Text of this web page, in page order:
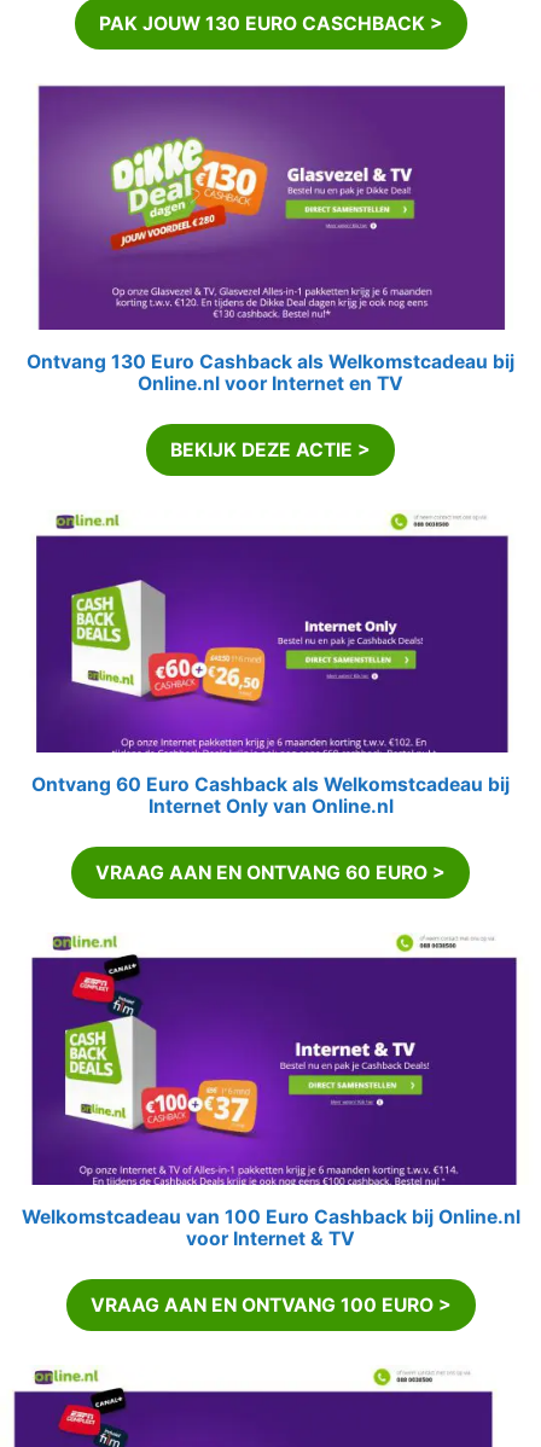
PAK JOUW 130 EURO CASCHBACK >
Ontvang 130 Euro Cashback als Welkomstcadeau bij
Online.nl voor Internet en TV
BEKIJK DEZE ACTIE >
Ontvang 60 Euro Cashback als Welkomstcadeau bij
Internet Only van Online.nl
VRAAG AAN EN ONTVANG 60 EURO >
Welkomstcadeau van 100 Euro Cashback bij Online.nl
voor Internet & TV
VRAAG AAN EN ONTVANG 100 EURO >